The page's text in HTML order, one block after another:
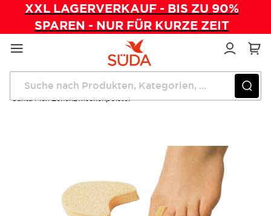
XXL LAGERVERKAUF - BIS ZU 90%
SPAREN - NUR FÜR KURZE ZEIT
Direkt
zum
Inhalt
Startseite
Wundversorgung
Santa Flex Zehenzwischenpolster